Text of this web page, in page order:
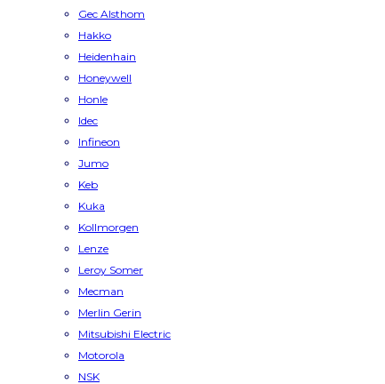
Gec Alsthom
Hakko
Heidenhain
Honeywell
Honle
Idec
Infineon
Jumo
Keb
Kuka
Kollmorgen
Lenze
Leroy Somer
Mecman
Merlin Gerin
Mitsubishi Electric
Motorola
NSK